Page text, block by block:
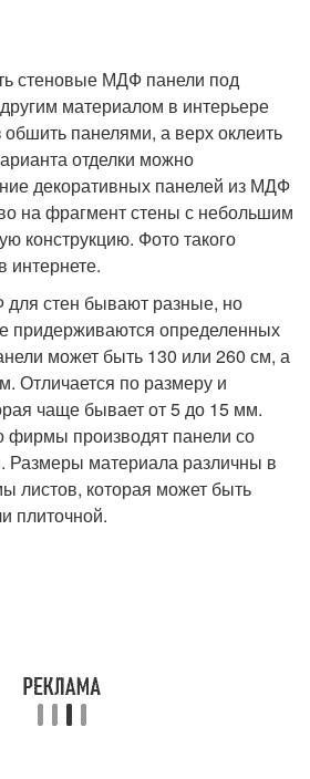
стеновые МДФ панели под
материалом в интерьере
панелями, а верх оклеить
отделки можно
декоративных панелей из МДФ
на фрагмент стены с небольшим
конструкцию. Фото такого
интернете.
стен бывают разные, но
придерживаются определенных
может быть 130 или 260 см, а
Отличается по размеру и
чаще бывает от 5 до 15 мм.
фирмы производят панели со
Размеры материала различны в
листов, которая может быть
плиточной.